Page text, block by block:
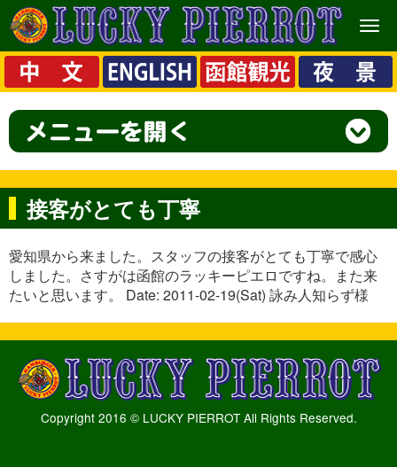
メ
ニ
ュ
ー
接客がとても丁寧
愛知県から来ました。スタッフの接客がとても丁寧で感心
しました。さすがは函館のラッキーピエロですね。また来
たいと思います。 Date: 2011-02-19(Sat) 詠み人知らず様
Copyright 2016 © LUCKY PIERROT All Rights Reserved.